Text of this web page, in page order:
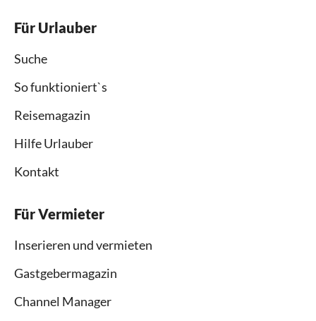
Für Urlauber
Suche
So funktioniert`s
Reisemagazin
Hilfe Urlauber
Kontakt
Für Vermieter
Inserieren und vermieten
Gastgebermagazin
Channel Manager